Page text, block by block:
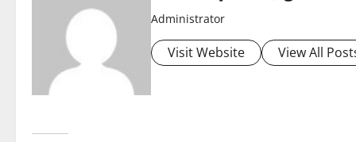
Administrator
Visit Website View All